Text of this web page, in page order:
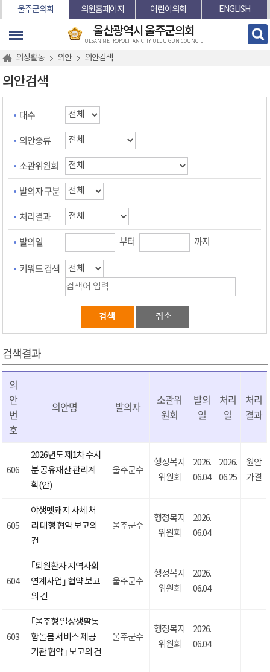
본문바로가기
울주군의회 의원홈페이지 어린이의회 ENGLISH
울산광역시 울주군의회
ULSAN METROPOLITAN CITY ULJU GUN COUNCIL
의정활동 의안 의안검색
의안검색
대수
의안종류
소관위원회
발의자 구분
처리결과
발의일
부터 까지
키워드 검색
검색결과
의
안
번
호
의안명 발의자
소관위
원회
발의
일
처리
일
처리
결과
606
2026년도 제1차 수시
분 공유재산 관리계
획(안)
울주군수
행정복지
위원회
2026.
06.04
2026.
06.25
원안
가결
605
야생멧돼지 사체 처
리 대행 협약 보고의
건
울주군수
행정복지
위원회
2026.
06.04
604
｢퇴원환자 지역사회
연계사업｣ 협약 보고
의 건
울주군수
행정복지
위원회
2026.
06.04
603
｢울주형 일상생활통
합돌봄 서비스 제공
기관 협약｣ 보고의 건
울주군수
행정복지
위원회
2026.
06.04